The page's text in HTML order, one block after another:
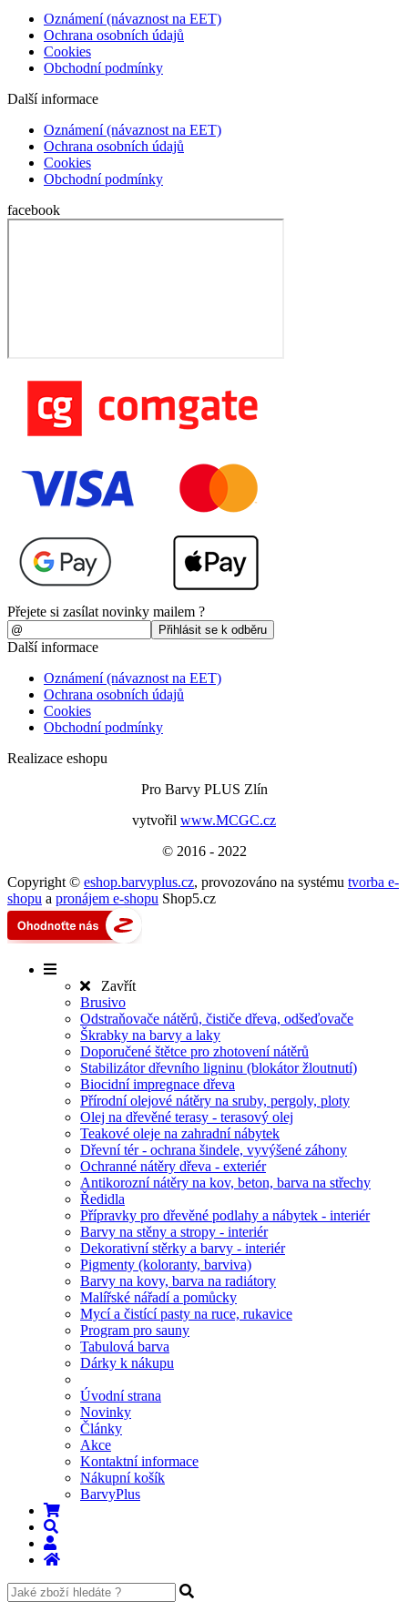
Oznámení (návaznost na EET)
Ochrana osobních údajů
Cookies
Obchodní podmínky
Další informace
Oznámení (návaznost na EET)
Ochrana osobních údajů
Cookies
Obchodní podmínky
facebook
Přejete si zasílat novinky mailem ?
Další informace
Oznámení (návaznost na EET)
Ochrana osobních údajů
Cookies
Obchodní podmínky
Realizace eshopu
Pro Barvy PLUS Zlín
vytvořil www.MCGC.cz
© 2016 - 2022
Copyright © eshop.barvyplus.cz, provozováno na systému tvorba e-
shopu a pronájem e-shopu Shop5.cz
Zavřít
Brusivo
Odstraňovače nátěrů, čističe dřeva, odšeďovače
Škrabky na barvy a laky
Doporučené štětce pro zhotovení nátěrů
Stabilizátor dřevního ligninu (blokátor žloutnutí)
Biocidní impregnace dřeva
Přírodní olejové nátěry na sruby, pergoly, ploty
Olej na dřevěné terasy - terasový olej
Teakové oleje na zahradní nábytek
Dřevní tér - ochrana šindele, vyvýšené záhony
Ochranné nátěry dřeva - exteriér
Antikorozní nátěry na kov, beton, barva na střechy
Ředidla
Přípravky pro dřevěné podlahy a nábytek - interiér
Barvy na stěny a stropy - interiér
Dekorativní stěrky a barvy - interiér
Pigmenty (koloranty, barviva)
Barvy na kovy, barva na radiátory
Malířské nářadí a pomůcky
Mycí a čistící pasty na ruce, rukavice
Program pro sauny
Tabulová barva
Dárky k nákupu
Úvodní strana
Novinky
Články
Akce
Kontaktní informace
Nákupní košík
BarvyPlus